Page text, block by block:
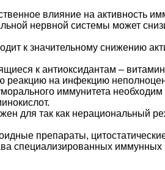
влияние на активность
нервной системы может
к значительному снижению
к антиоксидантам –
реакцию на инфекцию
иммунитета
для так как нерациональный
препараты,
специализированных